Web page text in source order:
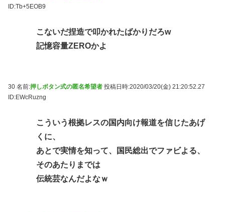
ID:Tb+5EOB9
こないだ捏造で叩かれたばかりだろw
記憶容量ZEROかよ
30 名前:押しボタン式の匿名希望者 投稿日時:2020/03/20(金) 21:20:52.27
ID:EWcRuzng
こういう根拠レスの国内向け報道を信じたあげ
くに、
あとで実情を知って、国民総出でファビよる、
そのあたりまでは
伝統芸なんだよなｗ